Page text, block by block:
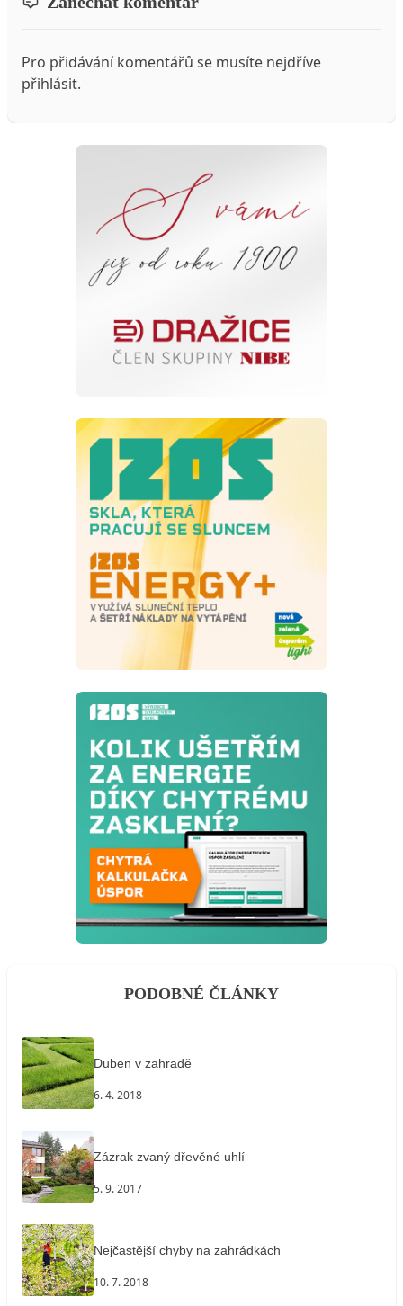
Pro přidávání komentářů se musíte nejdříve
přihlásit.
PODOBNÉ ČLÁNKY
Duben v zahradě
6. 4. 2018
Zázrak zvaný dřevěné uhlí
5. 9. 2017
Nejčastější chyby na zahrádkách
10. 7. 2018